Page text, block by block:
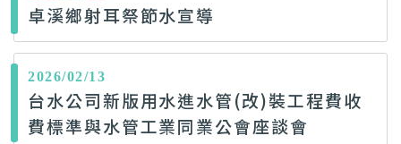
卓溪鄉射耳祭節水宣導
2026/02/13
台水公司新版用水進水管(改)裝工程費收
費標準與水管工業同業公會座談會